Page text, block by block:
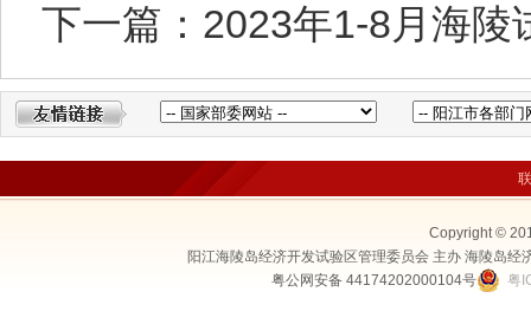
下一篇：2023年1-8月海
Copyright ©
阳江海陵岛经济开发试验区管理委员会 主办 海陵岛
粤公网安备 44174202000104号
粤